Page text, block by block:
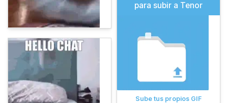
para subir a Tenor
Sube tus propios GIF